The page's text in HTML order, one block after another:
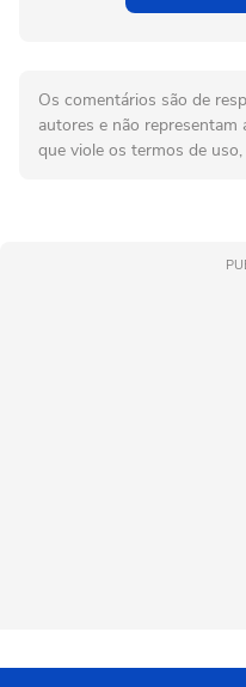
Os comentários são de
autores e não representam
que viole os termos de